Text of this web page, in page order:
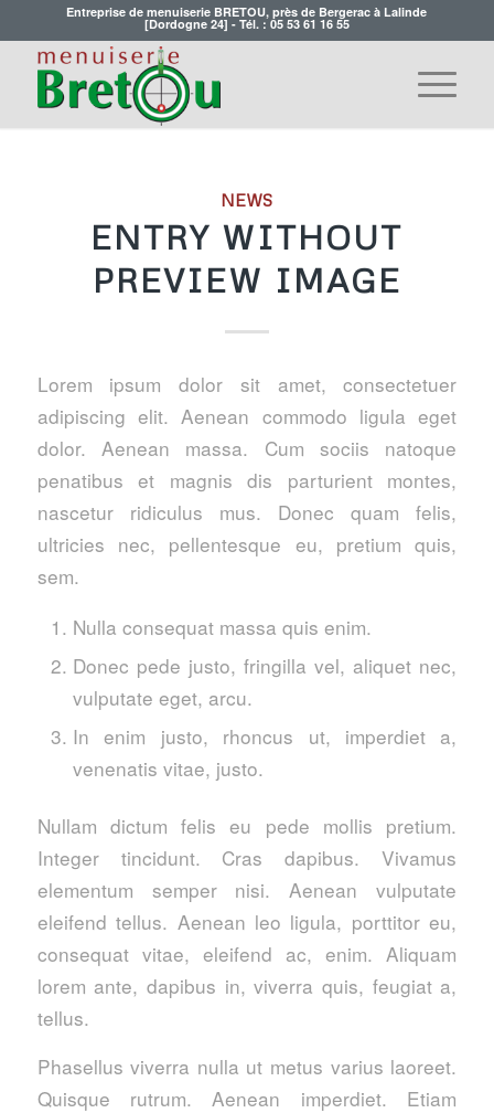
Entreprise de menuiserie BRETOU, près de Bergerac à Lalinde
[Dordogne 24] - Tél. :05 53 61 16 55
NEWS
ENTRY WITHOUT
PREVIEW IMAGE
Lorem ipsum dolor sit amet, consectetuer
adipiscing elit. Aenean commodo ligula eget
dolor. Aenean massa. Cum sociis natoque
penatibus et magnis dis parturient montes,
nascetur ridiculus mus. Donec quam felis,
ultricies nec, pellentesque eu, pretium quis,
sem.
Nulla consequat massa quis enim.
Donec pede justo, fringilla vel, aliquet nec,
vulputate eget, arcu.
In enim justo, rhoncus ut, imperdiet a,
venenatis vitae, justo.
Nullam dictum felis eu pede mollis pretium.
Integer tincidunt. Cras dapibus. Vivamus
elementum semper nisi. Aenean vulputate
eleifend tellus. Aenean leo ligula, porttitor eu,
consequat vitae, eleifend ac, enim. Aliquam
lorem ante, dapibus in, viverra quis, feugiat a,
tellus.
Phasellus viverra nulla ut metus varius laoreet.
Quisque rutrum. Aenean imperdiet. Etiam